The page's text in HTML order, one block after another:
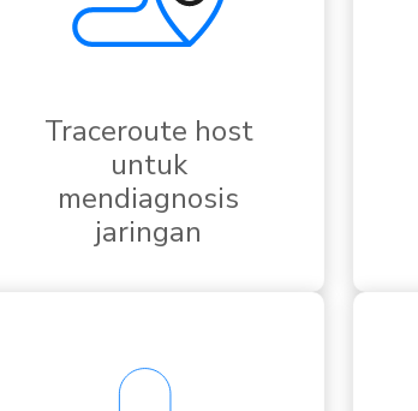
Traceroute host
untuk
mendiagnosis
jaringan